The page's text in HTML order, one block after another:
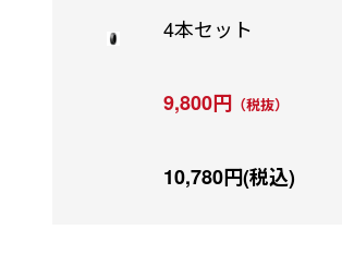
4本セット
9,800円 （税抜）
10,780円(税込)